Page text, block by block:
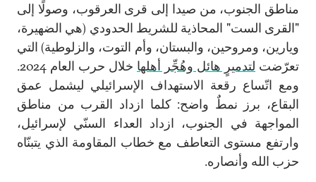
مناطق الجنوب، من صيدا إلى قرى العرقوب، وصولًا إلى
"القرى الست" المحاذية للشريط الحدودي (هي الضهيرة،
ويارين، ومروحين، والبستان، وأم التوت، والزلوطية) التي
تعرّضت لتدميرٍ هائل وهُجِّر أهلها
خلال حرب العام 2024.
ومع اتّساع رقعة الاستهداف الإسرائيلي ليشمل عمق
البقاع، برز نمطٌ واضح: كلما ازداد القرب من مناطق
المواجهة في الجنوب، ازداد العداء السنّي لإسرائيل،
وارتفع مستوى التعاطف مع خطاب المقاومة الذي يتبنّاه
حزب الله وأنصاره.